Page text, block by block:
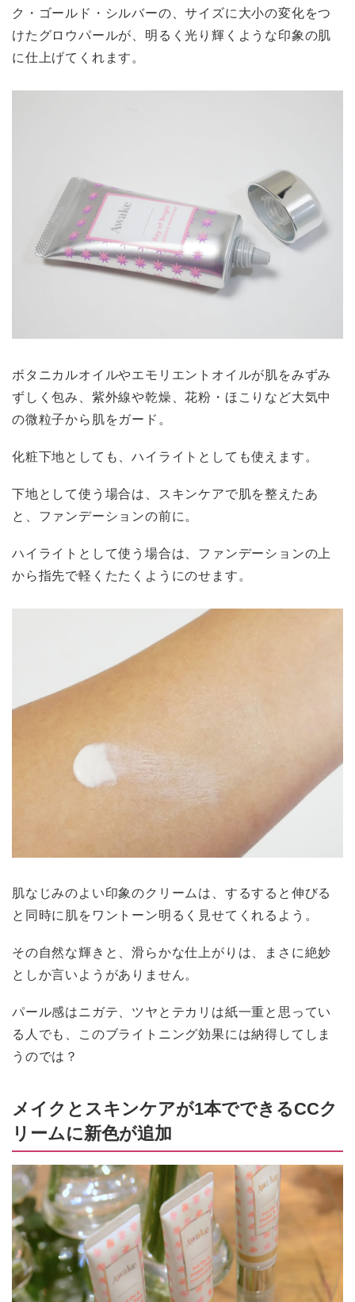
ク・ゴールド・シルバーの、サイズに大小の変化をつ
けたグロウパールが、明るく光り輝くような印象の肌
に仕上げてくれます。
ボタニカルオイルやエモリエントオイルが肌をみずみ
ずしく包み、紫外線や乾燥、花粉・ほこりなど大気中
の微粒子から肌をガード。
化粧下地としても、ハイライトとしても使えます。
下地として使う場合は、スキンケアで肌を整えたあ
と、ファンデーションの前に。
ハイライトとして使う場合は、ファンデーションの上
から指先で軽くたたくようにのせます。
肌なじみのよい印象のクリームは、するすると伸びる
と同時に肌をワントーン明るく見せてくれるよう。
その自然な輝きと、滑らかな仕上がりは、まさに絶妙
としか言いようがありません。
パール感はニガテ、ツヤとテカリは紙一重と思ってい
る人でも、このブライトニング効果には納得してしま
うのでは？
メイクとスキンケアが1本でできるCCク
リームに新色が追加